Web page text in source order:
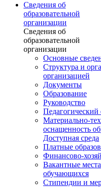
Сведения об
образовательной
организации
Сведения об
образовательной
организации
Основные
Структура и
организацией
Документы
Образование
Руководство
Педагогический
Материально-
оснащенность
Доступная среда
Платные
Финансово-
Вакантные
обучающихся
Стипендии и